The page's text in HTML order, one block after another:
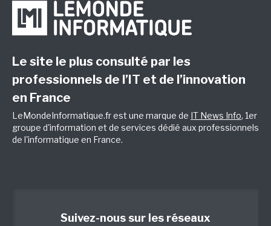
Le site le plus consulté par les
professionnels de l’IT et de l’innovation
en France
LeMondeInformatique.fr est une marque de IT News Info, 1er
groupe d'information et de services dédié aux professionnels
de l'informatique en France.
Suivez-nous sur les réseaux